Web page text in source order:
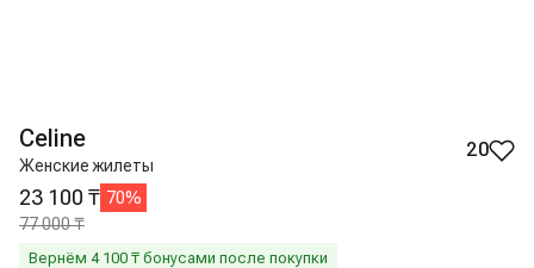
Celine
Женские жилеты
20
23 100 ₸ 70%
77 000 ₸
Вернём 4 100 ₸ бонусами после покупки